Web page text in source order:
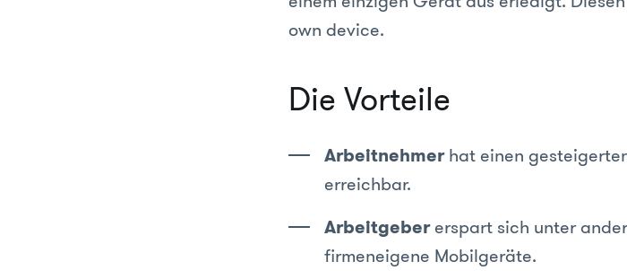
own device.
Die Vorteile
Arbeitnehmerhat einen
erreichbar.
Arbeitgebererspart sich unter
firmeneigene Mobilgeräte.